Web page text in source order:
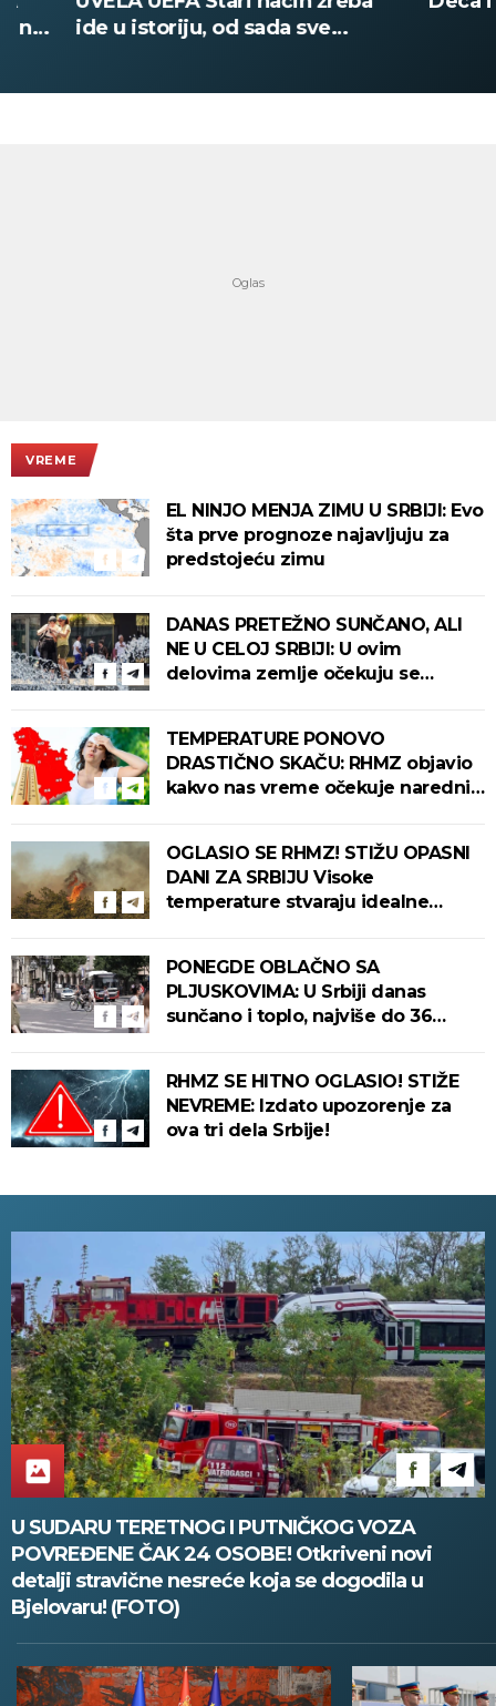
ide u istoriju, od sada sve
VREME
EL NINJO MENJA ZIMU U SRBIJI: Evo
šta prve prognoze najavljuju za
predstojeću zimu
DANAS PRETEŽNO SUNČANO, ALI
NE U CELOJ SRBIJI: U ovim
delovima zemlje očekuju se
TEMPERATURE PONOVO
DRASTIČNO SKAČU: RHMZ objavio
kakvo nas vreme očekuje narednih
OGLASIO SE RHMZ! STIŽU OPASNI
DANI ZA SRBIJU Visoke
temperature stvaraju idealne
PONEGDE OBLAČNO SA
PLJUSKOVIMA: U Srbiji danas
sunčano i toplo, najviše do 36
RHMZ SE HITNO OGLASIO! STIŽE
NEVREME: Izdato upozorenje za
ova tri dela Srbije!
U SUDARU TERETNOG I PUTNIČKOG VOZA
POVREĐENE ČAK 24 OSOBE! Otkriveni novi
detalji stravične nesreće koja se dogodila u
Bjelovaru! (FOTO)